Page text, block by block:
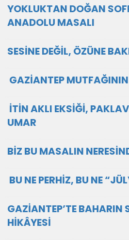
YOKLUKTAN DOĞAN
ANADOLU MASALI
SESİNE DEĞİL, ÖZÜNE
GAZİANTEP
İTİN AKLI EKSİĞİ,
UMAR
BİZ BU MASALIN
BU NE PERHİZ, BU NE
GAZİANTEP’TE BAHARIN
HİKÂYESİ